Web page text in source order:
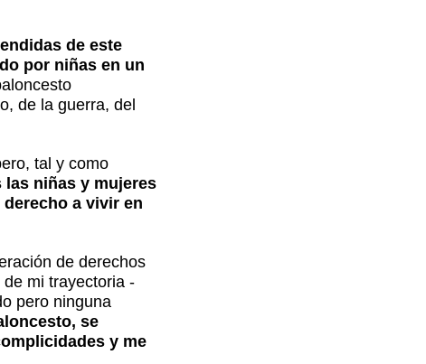
de este
por niñas en un
de la guerra, del
tal y como
niñas y mujeres
derecho a vivir en
de derechos
mi trayectoria -
pero ninguna
se
y me